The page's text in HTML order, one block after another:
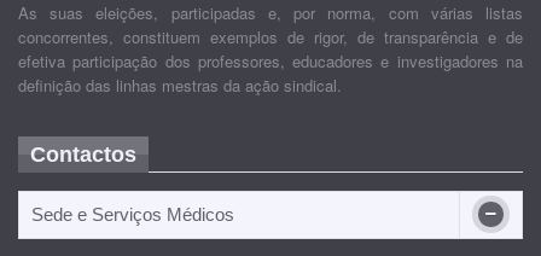
As suas eleições, participadas e, por norma, com várias listas
concorrentes, constituem exemplos de rigor, de transparência e de
efetiva participação dos professores, educadores e investigadores na
definição das linhas mestras da ação sindical.
Contactos
Sede e Serviços Médicos